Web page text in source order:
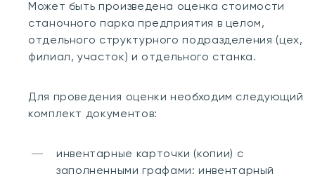
Может быть произведена оценка стоимости
станочного парка предприятия в целом,
отдельного структурного подразделения (цех,
филиал, участок) и отдельного станка.
Для проведения оценки необходим следующий
комплект документов:
инвентарные карточки (копии) с
заполненными графами: инвентарный